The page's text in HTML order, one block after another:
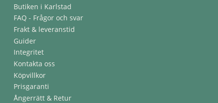
Butiken i Karlstad
FAQ - Frågor och svar
Frakt & leveranstid
Guider
Integritet
Kontakta oss
Köpvillkor
Prisgaranti
Ångerrätt & Retur